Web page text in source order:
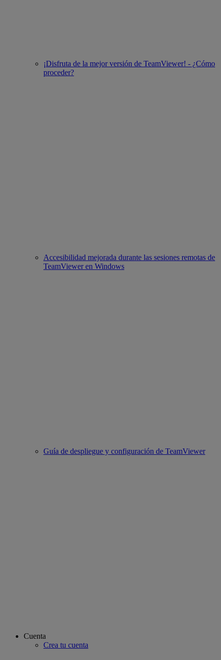
¡Disfruta de la mejor versión de TeamViewer! - ¿Cómo
proceder?
Accesibilidad mejorada durante las sesiones remotas de
TeamViewer en Windows
Guía de despliegue y configuración de TeamViewer
Cuenta
Crea tu cuenta